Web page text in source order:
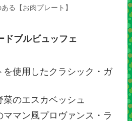
る【お肉プレート】
ドブルビュッフェ
を使用したクラシック・ガ
菜のエスカベッシュ
ママン風プロヴァンス・ラ